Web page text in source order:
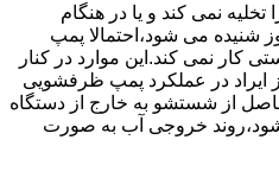
نمی کند و یا در هنگام
شنیده می شود،احتمالا پمپ
کار نمی کند.این موارد در کنار
ایراد در عملکرد پمپ ظرفشویی
از شستشو به خارج از دستگاه
خروجی آب به صورت